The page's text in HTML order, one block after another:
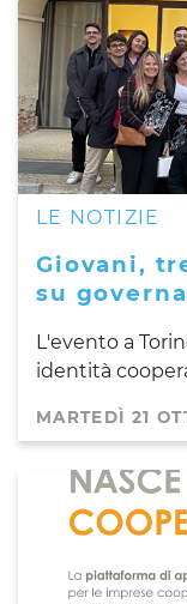
LE NOTIZIE
Giovani,
su
L'evento a
identità
MARTEDÌ 21